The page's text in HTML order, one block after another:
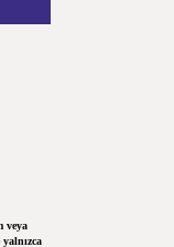
veya